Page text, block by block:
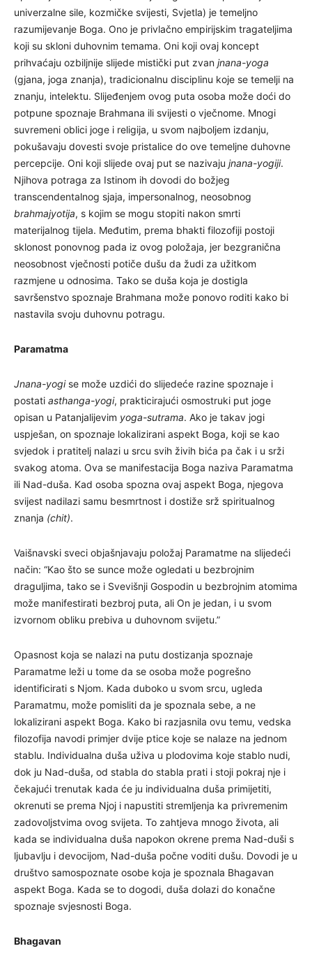
univerzalne sile, kozmičke svijesti, Svjetla) je temeljno
razumijevanje Boga. Ono je privlačno empirijskim tragateljima
koji su skloni duhovnim temama. Oni koji ovaj koncept
prihvaćaju ozbiljnije slijede mistički put zvan jnana-yoga
(gjana, joga znanja), tradicionalnu disciplinu koje se temelji na
znanju, intelektu. Slijeđenjem ovog puta osoba može doći do
potpune spoznaje Brahmana ili svijesti o vječnome. Mnogi
suvremeni oblici joge i religija, u svom najboljem izdanju,
pokušavaju dovesti svoje pristalice do ove temeljne duhovne
percepcije. Oni koji slijede ovaj put se nazivaju jnana-yogiji.
Njihova potraga za Istinom ih dovodi do božjeg
transcendentalnog sjaja, impersonalnog, neosobnog
brahmajyotija, s kojim se mogu stopiti nakon smrti
materijalnog tijela. Međutim, prema bhakti filozofiji postoji
sklonost ponovnog pada iz ovog položaja, jer bezgranična
neosobnost vječnosti potiče dušu da žudi za užitkom
razmjene u odnosima. Tako se duša koja je dostigla
savršenstvo spoznaje Brahmana može ponovo roditi kako bi
nastavila svoju duhovnu potragu.
Paramatma
Jnana-yogise može uzdići do slijedeće razine spoznaje i
postati asthanga-yogi, prakticirajući osmostruki put joge
opisan u Patanjalijevim yoga-sutrama. Ako je takav jogi
uspješan, on spoznaje lokalizirani aspekt Boga, koji se kao
svjedok i pratitelj nalazi u srcu svih živih bića pa čak i u srži
svakog atoma. Ova se manifestacija Boga naziva Paramatma
ili Nad-duša. Kad osoba spozna ovaj aspekt Boga, njegova
svijest nadilazi samu besmrtnost i dostiže srž spiritualnog
znanja (chit).
Vaišnavski sveci objašnjavaju položaj Paramatme na slijedeći
način: “Kao što se sunce može ogledati u bezbrojnim
draguljima, tako se i Svevišnji Gospodin u bezbrojnim atomima
može manifestirati bezbroj puta, ali On je jedan, i u svom
izvornom obliku prebiva u duhovnom svijetu.”
Opasnost koja se nalazi na putu dostizanja spoznaje
Paramatme leži u tome da se osoba može pogrešno
identificirati s Njom. Kada duboko u svom srcu, ugleda
Paramatmu, može pomisliti da je spoznala sebe, a ne
lokalizirani aspekt Boga. Kako bi razjasnila ovu temu, vedska
filozofija navodi primjer dvije ptice koje se nalaze na jednom
stablu. Individualna duša uživa u plodovima koje stablo nudi,
dok ju Nad-duša, od stabla do stabla prati i stoji pokraj nje i
čekajući trenutak kada će ju individualna duša primijetiti,
okrenuti se prema Njoj i napustiti stremljenja ka privremenim
zadovoljstvima ovog svijeta. To zahtjeva mnogo života, ali
kada se individualna duša napokon okrene prema Nad-duši s
ljubavlju i devocijom, Nad-duša počne voditi dušu. Dovodi je u
društvo samospoznate osobe koja je spoznala Bhagavan
aspekt Boga. Kada se to dogodi, duša dolazi do konačne
spoznaje svjesnosti Boga.
Bhagavan